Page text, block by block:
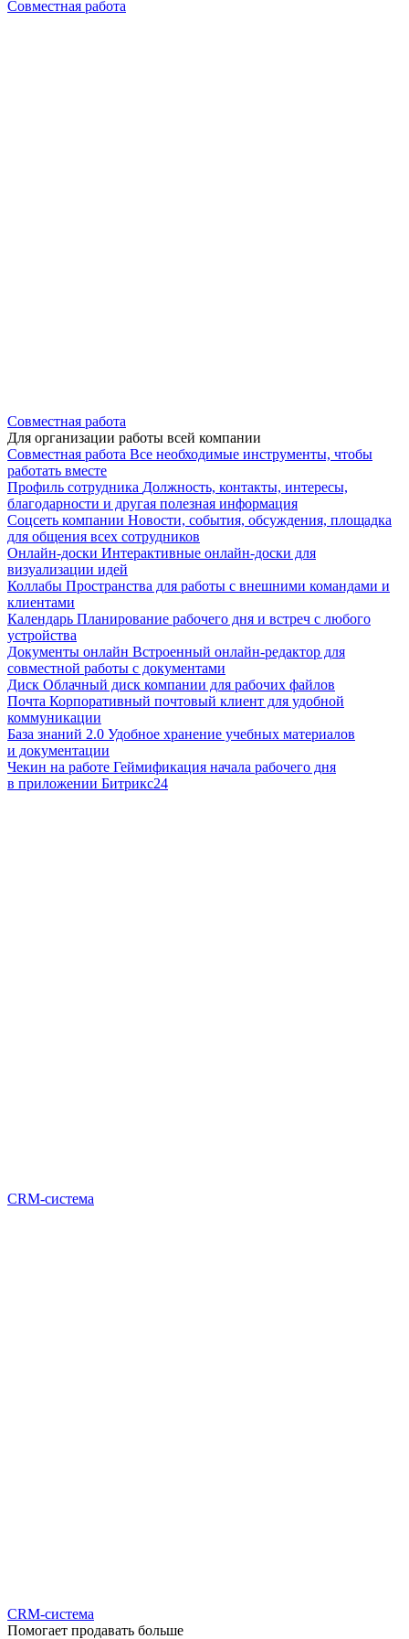
Совместная работа
Совместная работа
Для организации работы всей компании
Совместная работа Все необходимые инструменты, чтобы
работать вместе
Профиль сотрудника Должность, контакты, интересы,
благодарности и другая полезная информация
Соцсеть компании Новости, события, обсуждения, площадка
для общения всех сотрудников
Онлайн-доски Интерактивные онлайн-доски для
визуализации идей
Коллабы Пространства для работы с внешними командами и
клиентами
Календарь Планирование рабочего дня и встреч с любого
устройства
Документы онлайн Встроенный онлайн-редактор для
совместной работы с документами
Диск Облачный диск компании для рабочих файлов
Почта Корпоративный почтовый клиент для удобной
коммуникации
База знаний 2.0 Удобное хранение учебных материалов
и документации
Чекин на работе Геймификация начала рабочего дня
в приложении Битрикс24
CRM-система
CRM-система
Помогает продавать больше